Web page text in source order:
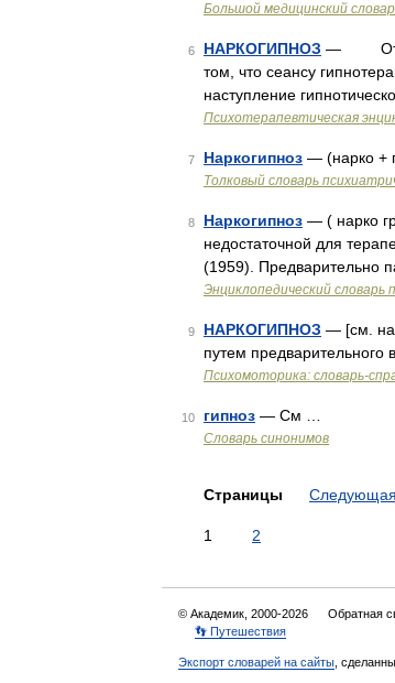
Большой медицинский
6 НАРКОГИПНОЗ —
том, что сеансу
наступление
Психотерапевтическая
7 Наркогипноз — (нарко +
Толковый словарь
8 Наркогипноз — ( нарко
недостаточной для
(1959). Предварительно
Энциклопедический словарь
9 НАРКОГИПНОЗ — [см.
путем предварительного
Психомоторика: cловарь-
10 гипноз — См …
Словарь синонимов
Страницы Следующая
1 2
© Академик, 2000-2026 Обратная
👣 Путешествия
Экспорт словарей на сайты ,